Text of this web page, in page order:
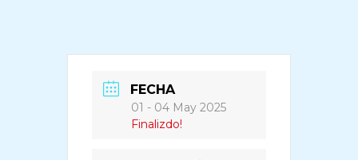
FECHA
01 - 04 May 2025
Finalizdo!